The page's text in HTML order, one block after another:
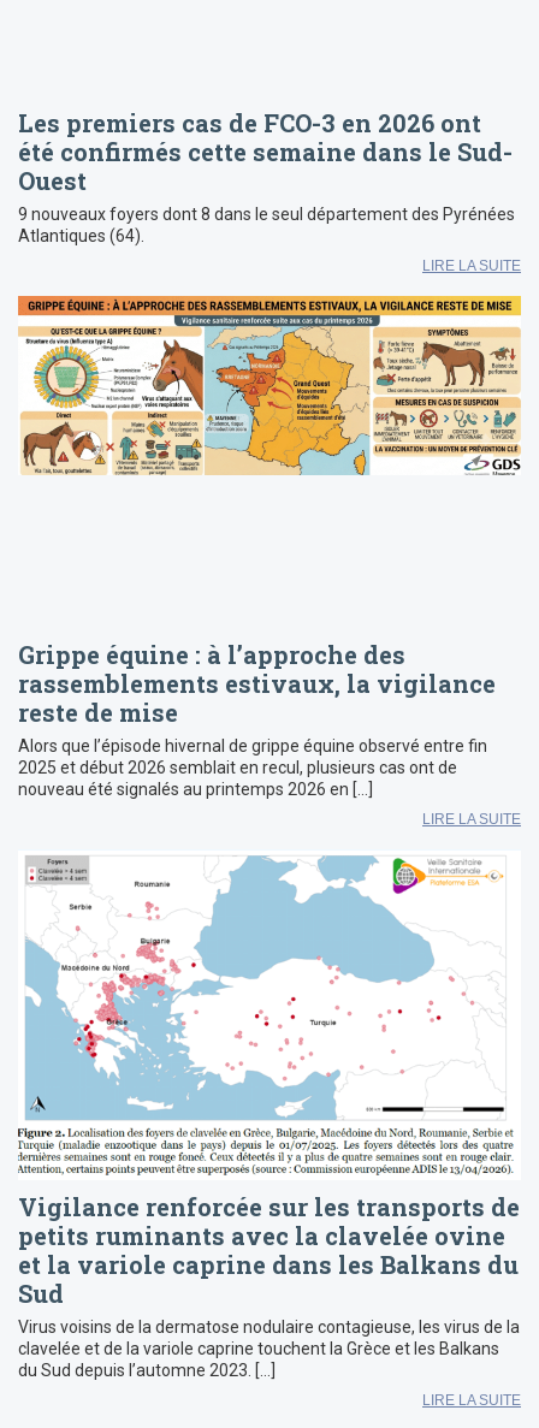
Les premiers cas de FCO-3 en 2026 ont
été confirmés cette semaine dans le Sud-
Ouest
9 nouveaux foyers dont 8 dans le seul département des Pyrénées
Atlantiques (64).
LIRE LA SUITE
Grippe équine : à l’approche des
rassemblements estivaux, la vigilance
reste de mise
Alors que l’épisode hivernal de grippe équine observé entre fin
2025 et début 2026 semblait en recul, plusieurs cas ont de
nouveau été signalés au printemps 2026 en […]
LIRE LA SUITE
Vigilance renforcée sur les transports de
petits ruminants avec la clavelée ovine
et la variole caprine dans les Balkans du
Sud
Virus voisins de la dermatose nodulaire contagieuse, les virus de la
clavelée et de la variole caprine touchent la Grèce et les Balkans
du Sud depuis l’automne 2023. […]
LIRE LA SUITE